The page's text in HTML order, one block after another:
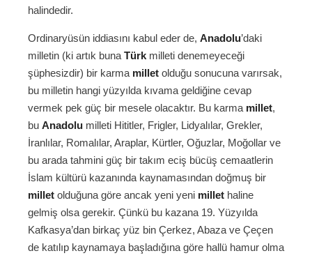
halindedir.
Ordinaryüsün iddiasını kabul eder de, Anadolu’daki
milletin (ki artık buna Türk milleti denemeyeceği
şüphesizdir) bir karma millet olduğu sonucuna varırsak,
bu milletin hangi yüzyılda kıvama geldiğine cevap
vermek pek güç bir mesele olacaktır. Bu karma millet,
bu Anadolu milleti Hititler, Frigler, Lidyalılar, Grekler,
İranlılar, Romalılar, Araplar, Kürtler, Oğuzlar, Moğollar ve
bu arada tahmini güç bir takım eciş bücüş cemaatlerin
İslam kültürü kazanında kaynamasından doğmuş bir
millet olduğuna göre ancak yeni yeni millet haline
gelmiş olsa gerekir. Çünkü bu kazana 19. Yüzyılda
Kafkasya’dan birkaç yüz bin Çerkez, Abaza ve Çeçen
de katılıp kaynamaya başladığına göre hallü hamur olma